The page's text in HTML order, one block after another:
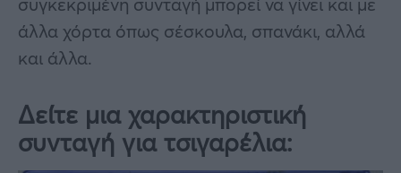
άλλα χόρτα όπως σέσκουλα, σπανάκι, αλλά
και άλλα.
Δείτε μια χαρακτηριστική
συνταγή για τσιγαρέλια: